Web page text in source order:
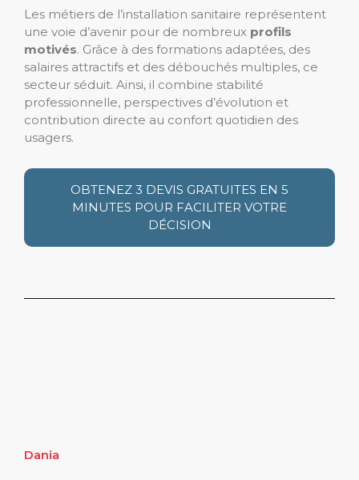
Les métiers de l’installation sanitaire représentent
une voie d’avenir pour de nombreux profils
motivés. Grâce à des formations adaptées, des
salaires attractifs et des débouchés multiples, ce
secteur séduit. Ainsi, il combine stabilité
professionnelle, perspectives d’évolution et
contribution directe au confort quotidien des
usagers.
OBTENEZ 3 DEVIS GRATUITES EN 5
MINUTES POUR FACILITER VOTRE
DÉCISION
Dania